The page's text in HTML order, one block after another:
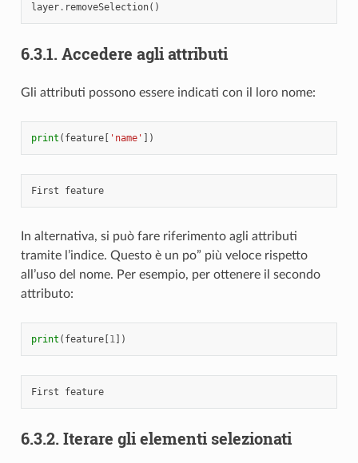
layer. removeSelection()
6.3.1. Accedere agli attributi
Gli attributi possono essere indicati con il loro nome:
print ( feature[ 'name' ])
First feature
In alternativa, si può fare riferimento agli attributi
tramite l’indice. Questo è un po” più veloce rispetto
all’uso del nome. Per esempio, per ottenere il secondo
attributo:
print ( feature[1])
First feature
6.3.2. Iterare gli elementi selezionati